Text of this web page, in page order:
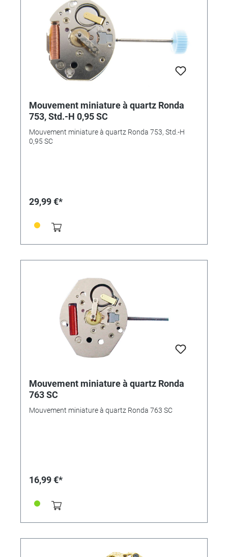
Mouvement miniature à quartz Ronda
753, Std.-H 0,95 SC
Mouvement miniature à quartz Ronda 753, Std.-H
0,95 SC
29,99 €*
Mouvement miniature à quartz Ronda
763 SC
Mouvement miniature à quartz Ronda 763 SC
16,99 €*